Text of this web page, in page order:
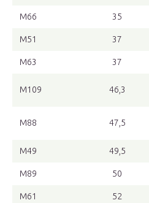
M66 35
M51 37
M63 37
M109 46,3
M88 47,5
M49 49,5
M89 50
M61 52